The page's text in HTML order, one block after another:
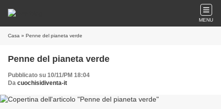
MENU
Casa » Penne del pianeta verde
Penne del pianeta verde
Pubblicato su 10/11/PM 18:04
Da cuochisidiventa-it